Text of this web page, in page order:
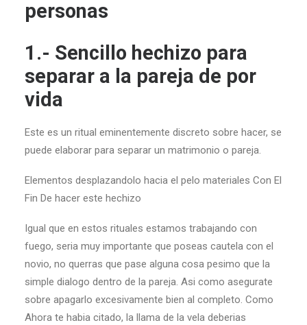
personas
1.- Sencillo hechizo para
separar a la pareja de por
vida
Este es un ritual eminentemente discreto sobre hacer, se
puede elaborar para separar un matrimonio o pareja.
Elementos desplazandolo hacia el pelo materiales Con El
Fin De hacer este hechizo
Igual que en estos rituales estamos trabajando con
fuego, seri­a muy importante que poseas cautela con el
novio, no querras que pase alguna cosa pesimo que la
simple dialogo dentro de la pareja. Asi­ como asegurate
sobre apagarlo excesivamente bien al completo. Como
Ahora te habia citado, la llama de la vela deberias